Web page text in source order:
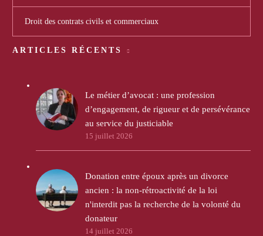
Droit des contrats civils et commerciaux
ARTICLES RÉCENTS
Le métier d’avocat : une profession
d’engagement, de rigueur et de persévérance
au service du justiciable
15 juillet 2026
Donation entre époux après un divorce
ancien : la non-rétroactivité de la loi
n'interdit pas la recherche de la volonté du
donateur
14 juillet 2026